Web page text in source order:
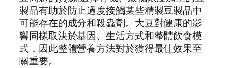
製品有助於防止過度接觸某些精製豆製品中
可能存在的成分和殺蟲劑。大豆對健康的影
響同樣取決於基因、生活方式和整體飲食模
式，因此整體營養方法對於獲得最佳效果至
關重要。